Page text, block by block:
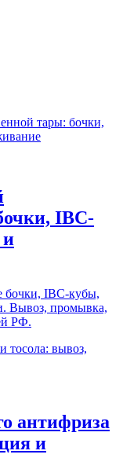
IBC-
бочки, IBC-кубы,
Вывоз, промывка,
РФ.
антифриза
и